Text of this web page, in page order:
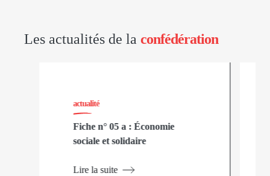
Les actualités de la confédération
actualité
Fiche n° 05 a : Économie
sociale et solidaire
Lire la suite